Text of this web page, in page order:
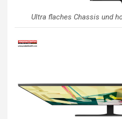
Ultra flaches Chassis und